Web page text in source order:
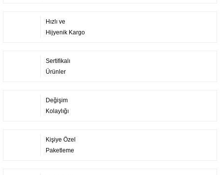
Hızlı ve
Hijyenik Kargo
Sertifikalı
Ürünler
Değişim
Kolaylığı
Kişiye Özel
Paketleme